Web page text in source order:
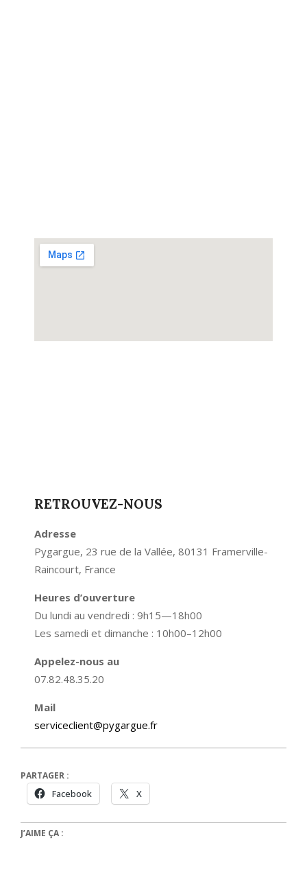
RETROUVEZ-NOUS
Adresse
Pygargue, 23 rue de la Vallée, 80131 Framerville-
Raincourt, France
Heures d’ouverture
Du lundi au vendredi : 9h15—18h00
Les samedi et dimanche : 10h00–12h00
Appelez-nous au
07.82.48.35.20
Mail
serviceclient@pygargue.fr
PARTAGER :
Facebook X
J’AIME ÇA :